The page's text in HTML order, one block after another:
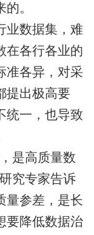
。
数据集，难
在各行各业的
准各异，对采
提出极高要
统一，也导致
是高质量数
究专家告诉
量参差，是长
要降低数据治